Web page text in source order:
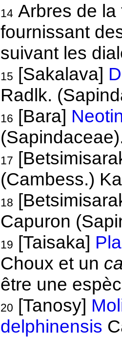
14Arbres de la
fournissant
suivant les
15 [Sakalava]
Radlk.
16 [Bara]
17
(Cambess.)
18
Capuron
19 [Taisaka]
Choux et un
être une
20 [Tanosy]
delphinensis